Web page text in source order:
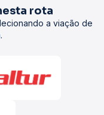
rota
a viação de